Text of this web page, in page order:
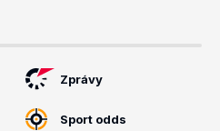
Zprávy
Sport odds